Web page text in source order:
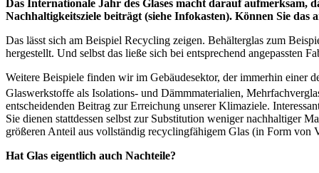
Das Internationale Jahr des Glases macht darauf aufmerksam,
Nachhaltigkeitsziele beiträgt (siehe Infokasten). Können Sie das
Das lässt sich am Beispiel Recycling zeigen. Behälterglas zum
hergestellt. Und selbst das ließe sich bei entsprechend angepassten
Weitere Beispiele finden wir im Gebäudesektor, der immerhin einer
Glaswerkstoffe als Isolations- und Dämmmaterialien,
entscheidenden Beitrag zur Erreichung unserer Klimaziele.
Sie dienen stattdessen selbst zur Substitution weniger nachhaltiger
größeren Anteil aus vollständig recyclingfähigem Glas (in Form von
Hat Glas eigentlich auch Nachteile?